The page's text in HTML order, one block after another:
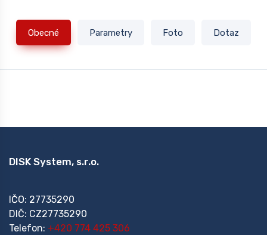
Obecné Parametry Foto Dotaz
DISK System, s.r.o.
IČO: 27735290
DIČ: CZ27735290
Telefon: +420 774 425 306